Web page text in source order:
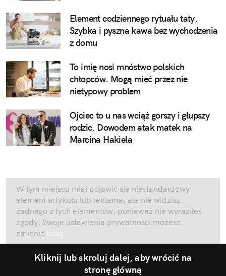
Element codziennego rytuału taty.
Szybka i pyszna kawa bez wychodzenia
z domu
To imię nosi mnóstwo polskich
chłopców. Mogą mieć przez nie
nietypowy problem
Ojciec to u nas wciąż gorszy i głupszy
rodzic. Dowodem atak matek na
Marcina Hakiela
W tym miejscu miał pojawić się niestandardowy
element artykułu lub reklama, ale nie widzisz
żadnego z tych elementów, ponieważ nie wyraziłeś
zgody. Swoje ustawienia prywatności możesz
zmienić tutaj
Kliknij lub skroluj dalej, aby wrócić na
stronę główną